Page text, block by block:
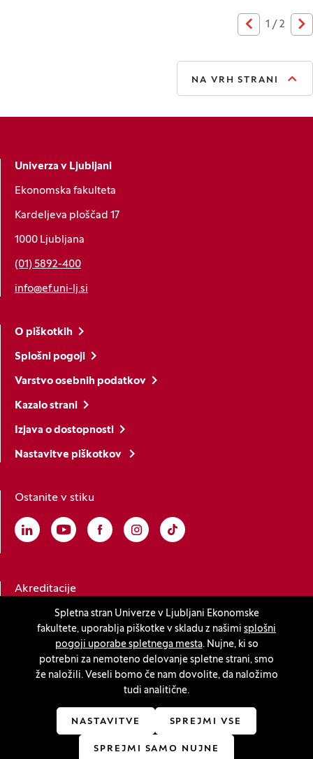
Spletna stran Univerze v Ljubljani Ekonomske
fakultete, uporablja piškotke v skladu z našimi splošni
pogoji uporabe spletnega mesta. Nujne, ki so
potrebni za nemoteno delovanje spletne strani, smo
že naložili. Veseli bomo če nam dovolite, da naložimo
tudi analitične.
NASTAVITVE SPREJMI VSE
SPREJMI SAMO NUJNE
1 / 2
NA VRH STRANI
Univerza v Ljubljani
Ekonomska fakulteta
Kardeljeva ploščad 17
1000 Ljubljana
(01) 5892-400
info@ef.uni-lj.si
O piškotkih
Splošni pogoji
Varstvo osebnih podatkov
Kazalo strani
Izjava o dostopnosti
Nastavitve piškotkov
Ostanite v stiku
Linkedin
(Odpre se v novem oknu)
Youtube
(Odpre se v novem oknu)
Facebook
(Odpre se v novem oknu)
Instagram
(Odpre se v novem oknu)
TikTok
(Odpre se v novem oknu)
Akreditacije
(Odpre se v novem oknu)
Innovatif(Odpre se v novem oknu)